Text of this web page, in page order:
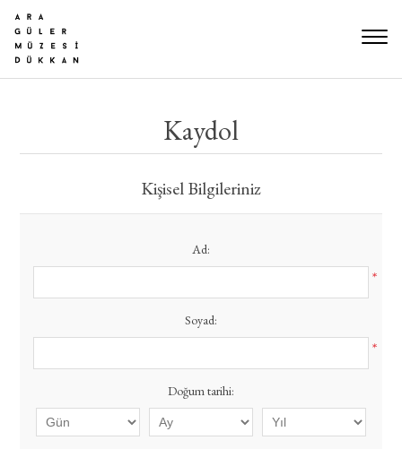
Kaydol
Kişisel Bilgileriniz
Ad:
*
Soyad:
*
Doğum tarihi: